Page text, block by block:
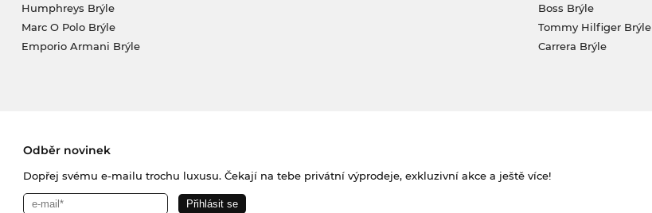
Humphreys Brýle
Marc O Polo Brýle
Emporio Armani Brýle
Boss Brýle
Tommy Hilfiger Brýle
Carrera Brýle
Odběr novinek
Dopřej svému e-mailu trochu luxusu. Čekají na tebe privátní výprodeje, exkluzivní akce a ještě více!